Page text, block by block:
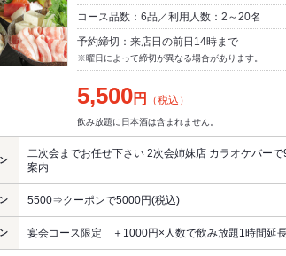
コース品数：6品／利用人数：2～20名
予約締切：来店日の前日14時まで
※曜日によって締切が異なる場合があります。
5,500円 （税込）
飲み放題に日本酒は含まれません。
二次会までお任せ下さい 2次会姉妹店 カラオケバー
案内
5500⇒クーポンで5000円(税込)
宴会コース限定 ＋1000円×人数で飲み放題1時間延長